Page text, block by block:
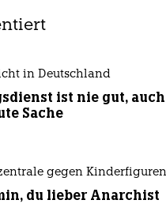
in Deutschland
ist nie gut,
Sache
gegen Kinderfiguren
du lieber Anarchist